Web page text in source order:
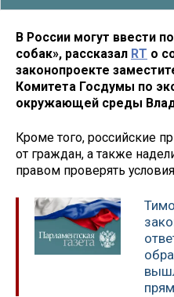
В России могут ввести
собак», рассказал RT о
законопроекте
Комитета Госдумы по
окружающей среды
Кроме того, российские
от граждан, а также
правом проверять